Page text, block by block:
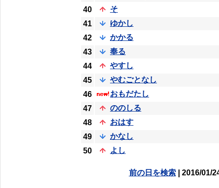
40
そ
41
ゆかし
42
かかる
43
奉る
44
やすし
45
やむごとなし
46
おもだたし
47
ののしる
48
おはす
49
かなし
50
よし
前の日を検索| 2016/01/